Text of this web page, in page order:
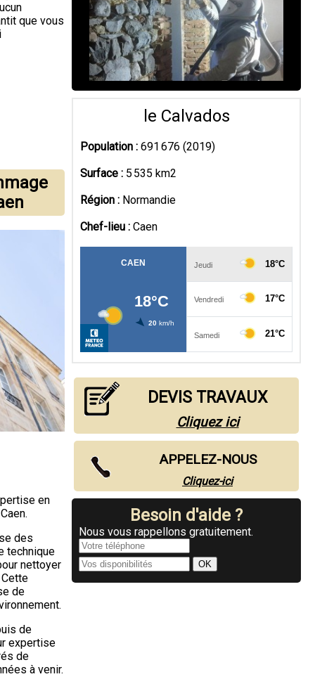
que vous
en
des
technique
nettoyer
de
de
expertise
de
à venir.
le Calvados
Population : 691 676 (2019)
Surface : 5 535 km2
Région : Normandie
Chef-lieu : Caen
DEVIS TRAVAUX
Cliquez ici
APPELEZ-NOUS
Cliquez-ici
Besoin d'aide ?
Nous vous rappellons gratuitement.